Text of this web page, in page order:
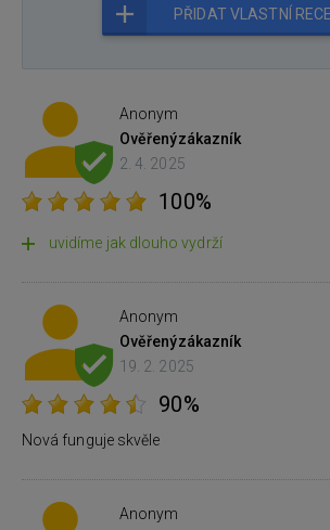
PŘIDAT VLASTNÍ
Anonym
Ověřenýzákazník
2. 4. 2025
100%
uvidíme jak dlouho vydrží
Anonym
Ověřenýzákazník
19. 2. 2025
90%
Nová funguje skvěle
Anonym